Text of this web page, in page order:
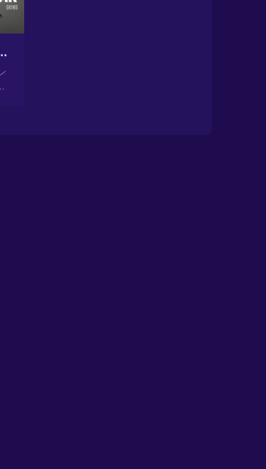
スキン[2026]